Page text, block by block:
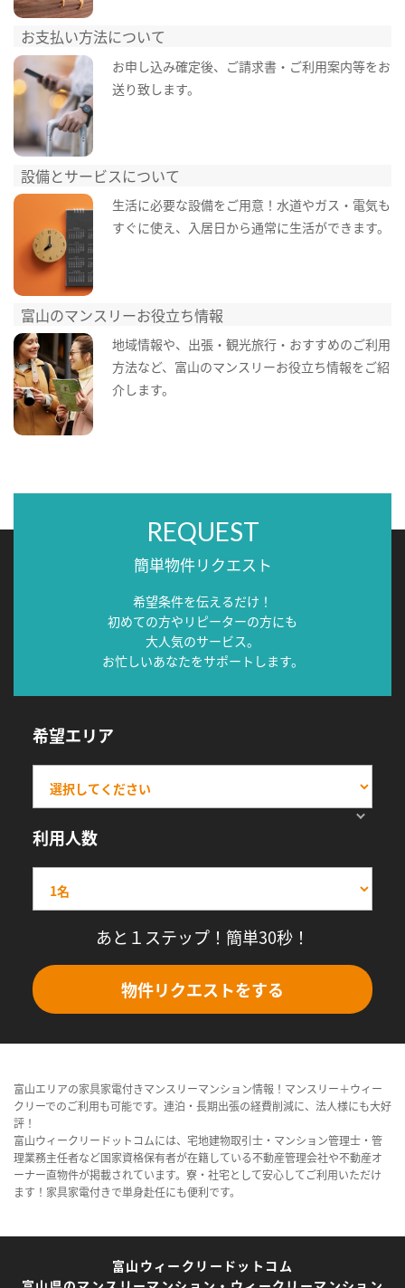
お支払い方法について
お申し込み確定後、ご請求書・ご利用案内等をお
送り致します。
設備とサービスについて
生活に必要な設備をご用意！水道やガス・電気も
すぐに使え、入居日から通常に生活ができます。
富山のマンスリーお役立ち情報
地域情報や、出張・観光旅行・おすすめのご利用
方法など、富山のマンスリーお役立ち情報をご紹
介します。
REQUEST
簡単物件リクエスト
希望条件を伝えるだけ！
初めての方やリピーターの方にも
大人気のサービス。
お忙しいあなたをサポートします。
希望エリア
利用人数
あと１ステップ！簡単30秒！
物件リクエストをする
富山エリアの家具家電付きマンスリーマンション情報！マンスリー＋ウィー
クリーでのご利用も可能です。連泊・長期出張の経費削減に、法人様にも大好
評！
富山ウィークリードットコムには、宅地建物取引士・マンション管理士・管
理業務主任者など国家資格保有者が在籍している不動産管理会社や不動産オ
ーナー直物件が掲載されています。寮・社宅として安心してご利用いただけ
ます！家具家電付きで単身赴任にも便利です。
富山ウィークリードットコム